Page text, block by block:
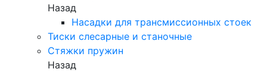
Назад
Насадки для трансмиссионных стоек
Тиски слесарные и станочные
Стяжки пружин
Назад